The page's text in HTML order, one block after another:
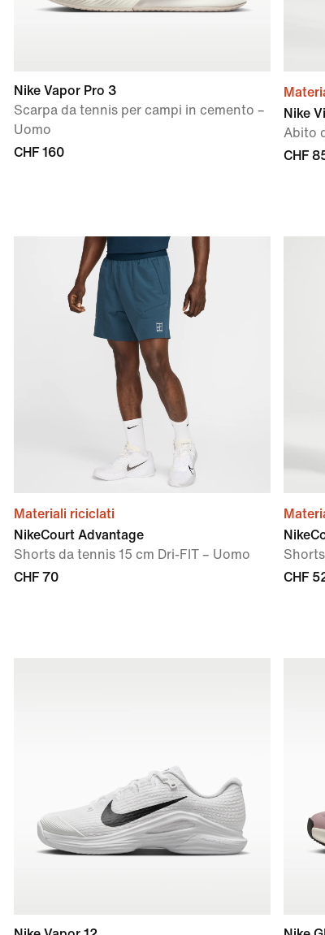
Nike Vapor Pro 3
Scarpa da tennis per campi in cemento –
Uomo
CHF 160
Nike
Abito
CHF
Materiali riciclati
NikeCourt Advantage
Shorts da tennis 15 cm Dri-FIT – Uomo
CHF 70
CHF